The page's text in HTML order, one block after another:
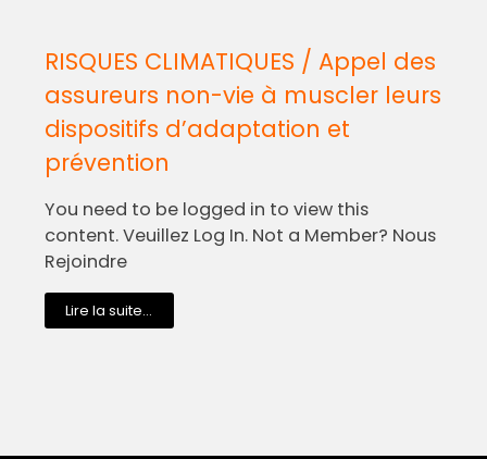
RISQUES CLIMATIQUES / Appel des
assureurs non-vie à muscler leurs
dispositifs d’adaptation et
prévention
You need to be logged in to view this
content. Veuillez Log In. Not a Member? Nous
Rejoindre
Lire la suite...